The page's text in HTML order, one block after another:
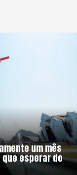
um mês
que esperar do